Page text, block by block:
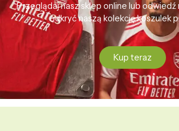
Przeglądaj nasz sklep online lub odwiedź
odkryć naszą kolekcję koszulek
Kup teraz